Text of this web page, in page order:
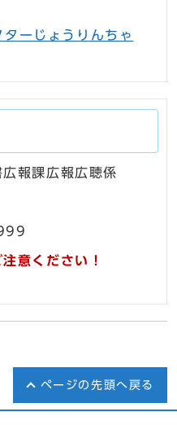
ーじょうりんちゃ
報課広報広聴係
意ください！
ページの先頭へ戻る